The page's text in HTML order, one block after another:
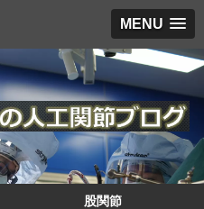
MENU
股関節